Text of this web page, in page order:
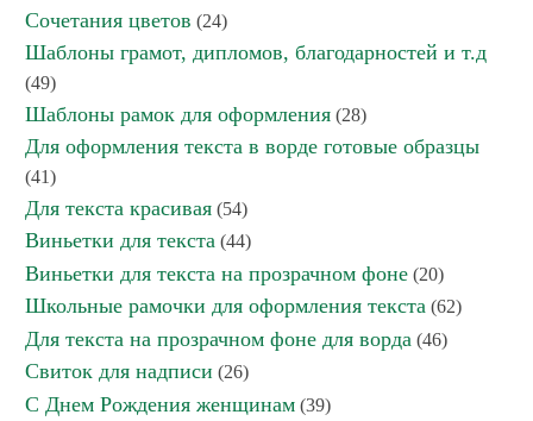
Сочетания цветов (24)
Шаблоны грамот, дипломов, благодарностей и т.д
(49)
Шаблоны рамок для оформления (28)
Для оформления текста в ворде готовые образцы
(41)
Для текста красивая (54)
Виньетки для текста (44)
Виньетки для текста на прозрачном фоне (20)
Школьные рамочки для оформления текста (62)
Для текста на прозрачном фоне для ворда (46)
Свиток для надписи (26)
С Днем Рождения женщинам (39)